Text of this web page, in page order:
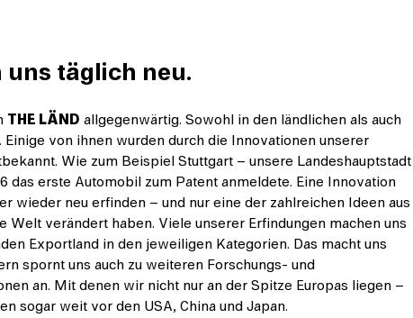
täglich neu.
THE LÄND allgegenwärtig. Sowohl in den ländlichen als auch
Einige von ihnen wurden durch die Innovationen unserer
Wie zum Beispiel Stuttgart – unsere Landeshauptstadt
das erste Automobil zum Patent anmeldete. Eine Innovation
wieder neu erfinden – und nur eine der zahlreichen Ideen aus
Welt verändert haben. Viele unserer Erfindungen machen uns
Exportland in den jeweiligen Kategorien. Das macht uns
spornt uns auch zu weiteren Forschungs- und
an. Mit denen wir nicht nur an der Spitze Europas liegen –
sogar weit vor den USA, China und Japan.